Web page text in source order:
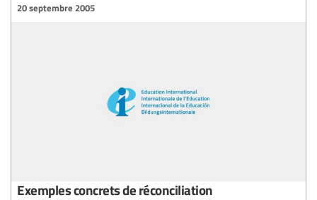
20 septembre 2005
Exemples concrets de réconciliation